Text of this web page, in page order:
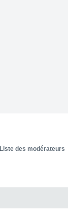
Liste des modérateurs